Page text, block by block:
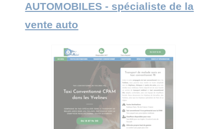
AUTOMOBILES - spécialiste de la
vente auto